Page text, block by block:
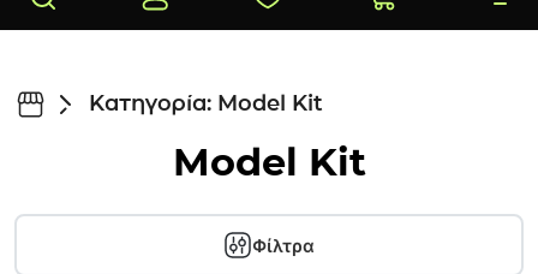
Κατηγορία: Model Kit
Model Kit
Φίλτρα